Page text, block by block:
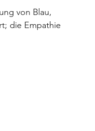
von Blau,
die Empathie